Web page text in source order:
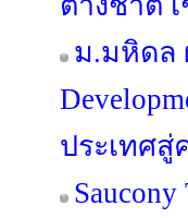
ม.มหิดล
ประเทศสู่